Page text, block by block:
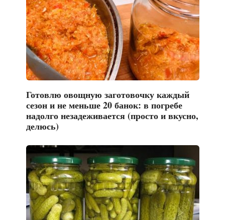
Готовлю овощную заготовочку каждый
сезон и не меньше 20 банок: в погребе
надолго незадеживается (просто и вкусно,
делюсь)